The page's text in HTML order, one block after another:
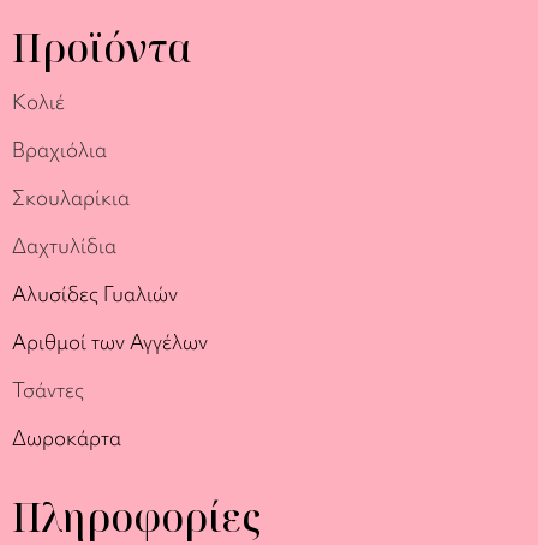
Προϊόντα
Κολιέ
Βραχιόλια
Σκουλαρίκια
Δαχτυλίδια
Αλυσίδες Γυαλιών
Αριθμοί των Αγγέλων
Τσάντες
Δωροκάρτα
Πληροφορίες